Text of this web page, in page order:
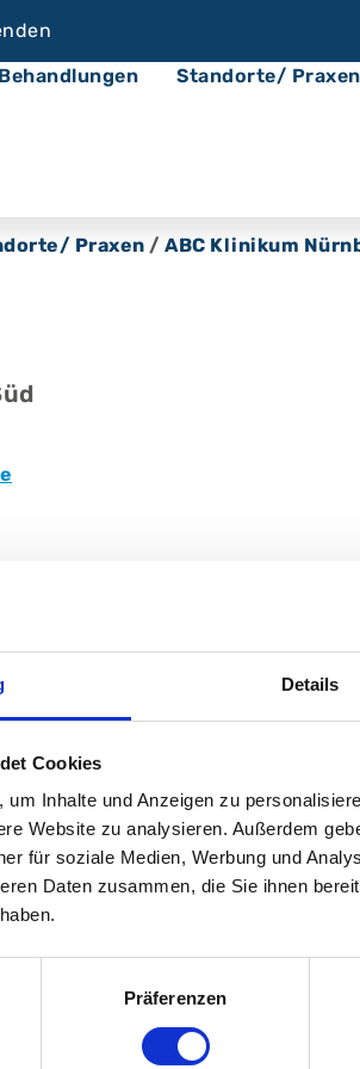
Details
Cookies
um Inhalte und Anzeigen zu
Website zu analysieren. Außerdem
für soziale Medien, Werbung und
Daten zusammen, die Sie ihnen
Präferenzen
Behandlungen
Standorte/ Praxen
Praxen / ABC Klinikum
Öffnungszeiten
Do 07.30 - 16.30 Uhr
Fr
07.30 - 13.00 Uhr